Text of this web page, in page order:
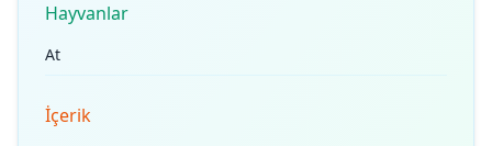
Hayvanlar
At
İçerik